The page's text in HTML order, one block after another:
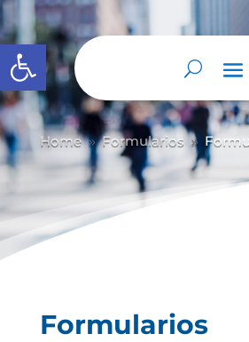
Abrir barra de herramientas
Home 9 Formularios 9
Formularios